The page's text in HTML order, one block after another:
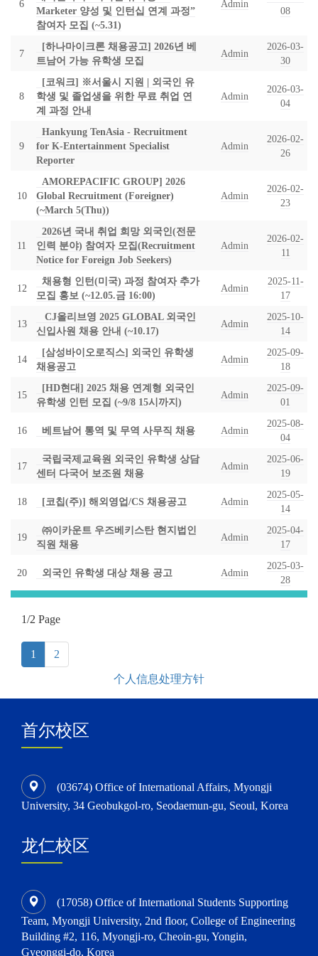
6
Marketer 양성 및 인턴십 연계 과정”
참여자 모집 (~5.31)
Admin
08
7
[하나마이크론 채용공고] 2026년 베
트남어 가능 유학생 모집
Admin
2026-03-
30
8
[코워크] ※서울시 지원 | 외국인 유
학생 및 졸업생을 위한 무료 취업 연
계 과정 안내
Admin
2026-03-
04
9
Hankyung TenAsia - Recruitment
for K-Entertainment Specialist
Reporter
Admin
2026-02-
26
10
AMOREPACIFIC GROUP] 2026
Global Recruitment (Foreigner)
(~March 5(Thu))
Admin
2026-02-
23
11
2026년 국내 취업 희망 외국인(전문
인력 분야) 참여자 모집(Recruitment
Notice for Foreign Job Seekers)
Admin
2026-02-
11
12
채용형 인턴(미국) 과정 참여자 추가
모집 홍보 (~12.05.금 16:00)
Admin
2025-11-
17
13
CJ올리브영 2025 GLOBAL 외국인
신입사원 채용 안내 (~10.17)
Admin
2025-10-
14
14
[삼성바이오로직스] 외국인 유학생
채용공고
Admin
2025-09-
18
15
[HD현대] 2025 채용 연계형 외국인
유학생 인턴 모집 (~9/8 15시까지)
Admin
2025-09-
01
16 베트남어 통역 및 무역 사무직 채용 Admin
2025-08-
04
17
국립국제교육원 외국인 유학생 상담
센터 다국어 보조원 채용
Admin
2025-06-
19
18 [코칩(주)] 해외영업/CS 채용공고 Admin
2025-05-
14
19
㈜이카운트 우즈베키스탄 현지법인
직원 채용
Admin
2025-04-
17
20 외국인 유학생 대상 채용 공고 Admin
2025-03-
28
1/2 Page
1 (current)
2
个人信息处理方针
首尔校区
(03674) Office of International Affairs, Myongji
University, 34 Geobukgol-ro, Seodaemun-gu, Seoul, Korea
龙仁校区
(17058) Office of International Students Supporting
Team, Myongji University, 2nd floor, College of Engineering
Building #2, 116, Myongji-ro, Cheoin-gu, Yongin,
Gyeonggi-do, Korea